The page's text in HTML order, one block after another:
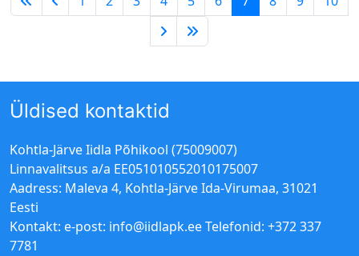
Üldised kontaktid
Kohtla-Järve Iidla Põhikool (75009007)
Linnavalitsus a/a EE051010552010175007
Aadress: Maleva 4, Kohtla-Järve Ida-Virumaa, 31021
Eesti
Kontakt: e-post: info@iidlapk.eeTelefonid: +372 337
7781